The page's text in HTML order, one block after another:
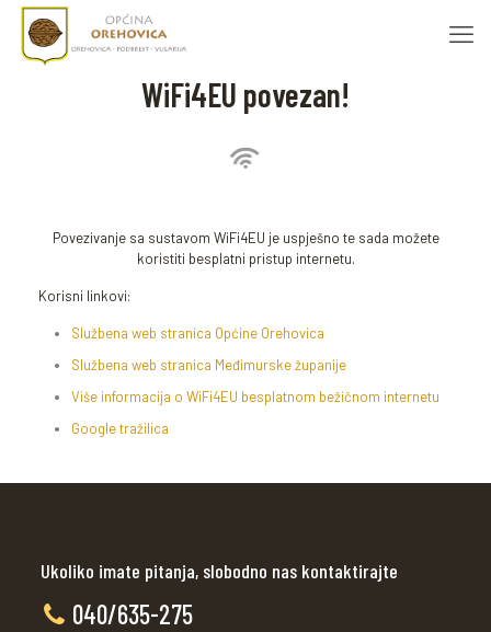
WiFi4EU povezan!
Povezivanje sa sustavom WiFi4EU je uspješno te sada možete
koristiti besplatni pristup internetu.
Korisni linkovi:
Službena web stranica Općine Orehovica
Službena web stranica Međimurske županije
Više informacija o WiFi4EU besplatnom bežičnom internetu
Google tražilica
Ukoliko imate pitanja, slobodno nas kontaktirajte
040/635-275